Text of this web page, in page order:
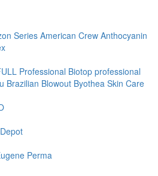
Series American Crew Anthocyanin
Professional Biotop professional
Brazilian Blowout Byothea Skin Care
Depot
Perma